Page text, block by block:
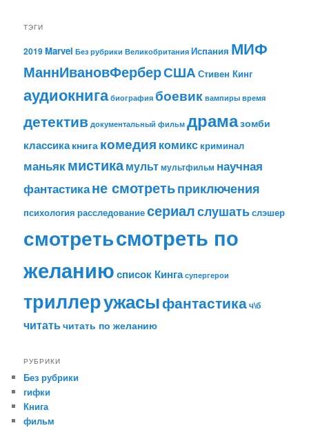
ТЭГИ
2019Marvel Без рубрики Великобритания Испания МИФ
МаннИвановФерберСША Стивен Кинг
аудиокнигабиографиябоевик вампиры время
детектив документальный фильмдрамазомби
классикакнига комедия комикс криминал
маньякмистикамультмультфильм научная
фантастикане смотретьприключения
психология расследованиесериалслушатьслэшер
смотретьсмотреть по
желаниюсписок Кингасупергерои
триллеружасыфантастикач\б
читатьчитать по желанию
РУБРИКИ
Без рубрики
гифки
Книга
фильм